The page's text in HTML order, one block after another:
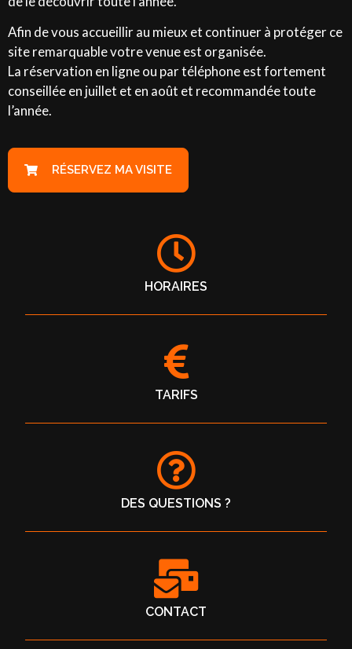
Afin de vous accueillir au mieux et continuer à protéger ce
site remarquable votre venue est organisée.
La réservation en ligne ou par téléphone est fortement
conseillée en juillet et en août et recommandée toute
l’année.
RÉSERVEZ MA VISITE
HORAIRES
TARIFS
DES QUESTIONS ?
CONTACT